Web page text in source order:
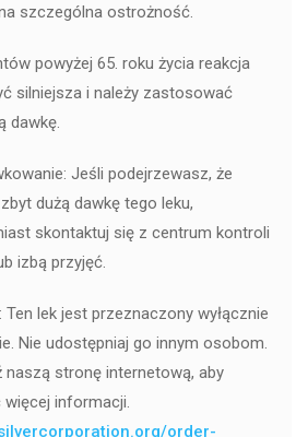
szczególna ostrożność.
powyżej 65. roku życia reakcja
silniejsza i należy zastosować
dawkę.
Jeśli podejrzewasz, że
zbyt dużą dawkę tego leku,
skontaktuj się z centrum kontroli
izbą przyjęć.
Ten lek jest przeznaczony wyłącznie
Nie udostępniaj go innym osobom.
naszą stronę internetową, aby
więcej informacji.
order-